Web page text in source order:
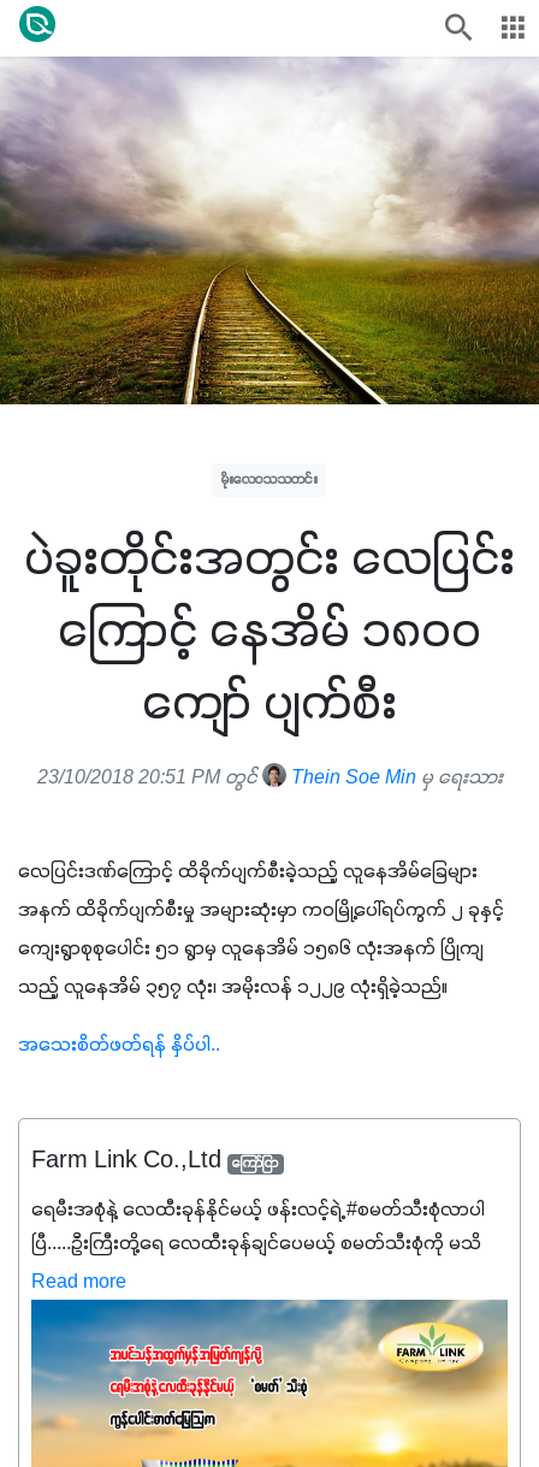
မိုးလေဝသသတင်း
ပဲခူးတိုင်းအတွင်း လေပြင်း
ကြောင့် နေအိမ် ၁၈၀ဝ
ကျော် ပျက်စီး
23/10/2018 20:51 PM တွင် Thein Soe Minမှ ရေးသား
လေပြင်းဒဏ်ကြောင့် ထိခိုက်ပျက်စီးခဲ့သည့် လူနေအိမ်ခြေများ
အနက် ထိခိုက်ပျက်စီးမှု အများဆုံးမှာ ကဝမြို့ပေါ်ရပ်ကွက် ၂ ခုနှင့်
ကျေးရွာစုစုပေါင်း ၅၁ ရွာမှ လူနေအိမ် ၁၅၈၆ လုံးအနက် ပြိုကျ
သည့် လူနေအိမ် ၃၅၇ လုံး၊ အမိုးလန် ၁၂၂၉ လုံးရှိခဲ့သည်။
အသေးစိတ်ဖတ်ရန် နှိပ်ပါ..
Farm Link Co.,Ltd ကြော်ငြာ
ရေမီးအစုံနဲ့ လေထီးခုန်နိုင်မယ့် ဖန်းလင့်ရဲ့ #စမတ်သီးစုံလာပါ
ပြီ.....ဦးကြီးတို့ရေ ‌လေထီးခုန်ချင်ပေမယ့် စမတ်သီးစုံကို မသိ
သေးရင်တော့ ဒီစာလေးကို ဆက်ဖတ်‌ပေးပါ #စမတ်သီးစုံဆိုတာ
အပင်တိုင်းအတွက် အဓိကအာဟာရNPK (19:7:8)နဲ့ #ဟူးမစ်
အက်စစ်တို့ အချိုးကျ ပေါင်းစပ်ထားတဲ့ ကွန်ပေါင်း
ဓာတ်မြေဩဇာဖြစ်ပါတယ်။ အဓိကအကျိုးကျေးဇူးတွေအနေနဲ့
ကတော့ နိုက်ထရိုဂျင် 19%ပါဝင်တဲ့အတွက် ကလိုရိုဖီးလ်ဖွဲ့စည်း
မှုကို အားပေးကာ သီးနှံပင်များ၏အရွက်များစိမ်းလန်းသန်စွမ်း
Read more